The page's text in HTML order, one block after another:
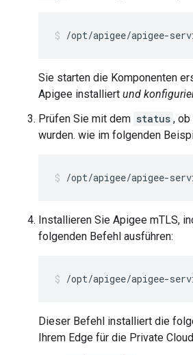
/opt/apigee/apigee-
Sie starten die Komponenten
Apigee installiert und
Prüfen Sie mit dem status ,
wurden. wie im folgenden
/opt/apigee/apigee-
Installieren Sie Apigee mTLS,
folgenden Befehl ausführen:
/opt/apigee/apigee-
Dieser Befehl installiert die
Ihrem Edge für die Private